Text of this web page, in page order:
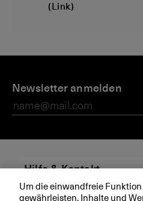
(Link)
i
B
B
e
di
e
e
e
m
te
u
a
e
K
n
Newsletter anmelden
Hilfe & Kontakt
Um die einwandfreie
gewährleisten, Inhalte und